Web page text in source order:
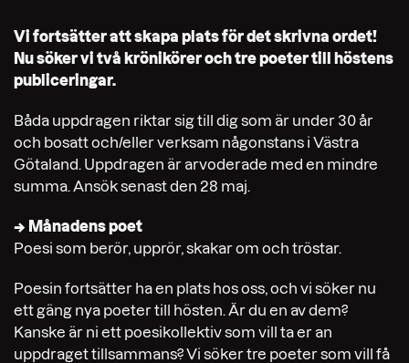
Vi fortsätter att skapa plats för det skrivna ordet!
Nu söker vi två krönikörer och tre poeter till höstens
publiceringar.
Båda uppdragen riktar sig till dig som är under 30 år
och bosatt och/eller verksam någonstans i Västra
Götaland. Uppdragen är arvoderade med en mindre
summa. Ansök senast den 28 maj.
→ Månadens poet
Poesi som berör, upprör, skakar om och tröstar.
Poesin fortsätter ha en plats hos oss, och vi söker nu
ett gäng nya poeter till hösten. Är du en av dem?
Kanske är ni ett poesikollektiv som vill ta er an
uppdraget tillsammans?Vi söker tre poeter som vill få